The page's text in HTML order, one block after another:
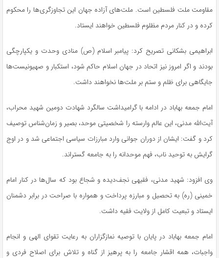
مقاومت ملت فلسطین است. ملت‌های آزاده جهان این تجاوزگری‌ها را محکوم
کرده و در کنار مردم مظلوم فلسطین خواهند ایستاد.
ابراهیمی بشکانی تصریح کرد: پیامبر اسلام (ص) منادی وحدت و یکپارچگی
بودند و اگر امروز نیز اتحاد در جهان اسلام حاکم شود، استکبار و صهیونیست‌ها
جایگاهی برای ظلم و ستم بر ملت‌ها نخواهند داشت.
امام جمعه بهاباد در ادامه با گرامیداشت سالگرد شهادت دومین شهید محراب،
آیت‌الله مدنی، این عالم وارسته را شخصیتی موحد، بصیر و زمان‌شناس توصیف
کرد و گفت: ایشان از دوران جوانی وارد مبارزات سیاسی اجتماعی شد و در اوج
گرایش به توحید ناب، فهم موحدانه را به جامعه گستراند.
وی افزود: شهید مدنی، فقیهی نجف‌دیده و شجاع بود که سال‌ها در کنار امام
خمینی (ره) به تحصیل و مبارزه پرداخت و همواره با صراحت در برابر دشمنان
ایستاد و تبعیت کامل از ولایت فقیه داشت.
امام جمعه بهاباد در پایان با توصیه نمازگزاران به رعایت تقوای الهی و انجام
واجبات، همه اقشار جامعه را به پرهیز از گناه و تلاش برای اصلاح فردی و